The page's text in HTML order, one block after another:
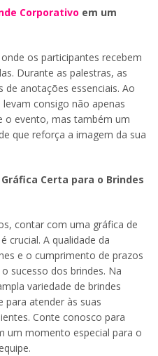
Corporativo em um
os participantes recebem
Durante as palestras, as
anotações essenciais. Ao
consigo não apenas
o evento, mas também um
que reforça a imagem da sua
Certa para o Brindes
contar com uma gráfica de
crucial. A qualidade da
e o cumprimento de prazos
sucesso dos brindes. Na
variedade de brindes
para atender às suas
Conte conosco para
um momento especial para o